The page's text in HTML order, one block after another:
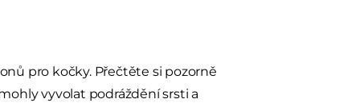
pro kočky. Přečtěte si pozorně
vyvolat podráždění srsti a